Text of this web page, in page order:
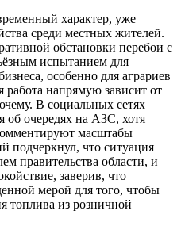
характер, уже
среди местных жителей.
обстановки перебои с
испытанием для
особенно для аграриев
работа напрямую зависит от
В социальных сетях
об очередях на АЗС, хотя
масштабы
подчеркнул, что ситуация
правительства области, и
заверив, что
мерой для того, чтобы
топлива из розничной